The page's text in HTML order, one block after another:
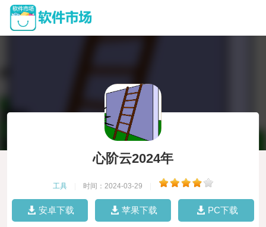
心阶云2024年
工具 时间：2024-03-29
安卓下载 苹果下载 PC下载